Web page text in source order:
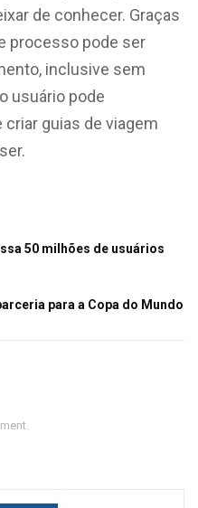
de conhecer. Graças
processo pode ser
inclusive sem
usuário pode
guias de viagem
50 milhões de usuários
para a Copa do Mundo